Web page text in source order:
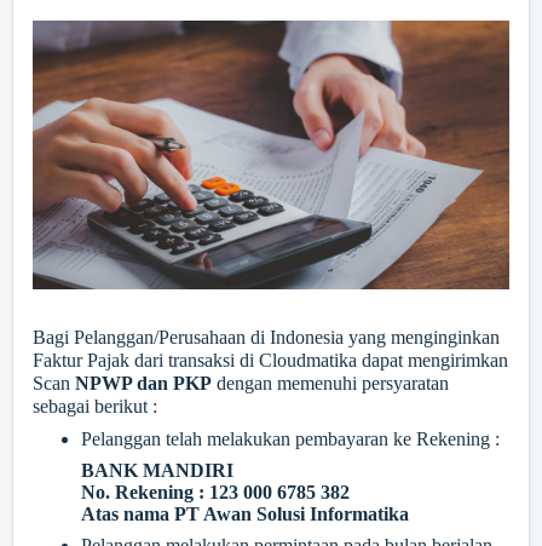
Bagi Pelanggan/Perusahaan di Indonesia yang menginginkan
Faktur Pajak dari transaksi di Cloudmatika dapat mengirimkan
Scan NPWP dan PKP dengan memenuhi persyaratan
sebagai berikut :
Pelanggan telah melakukan pembayaran ke Rekening :
BANK MANDIRI
No. Rekening : 123 000 6785 382
Atas nama PT Awan Solusi Informatika